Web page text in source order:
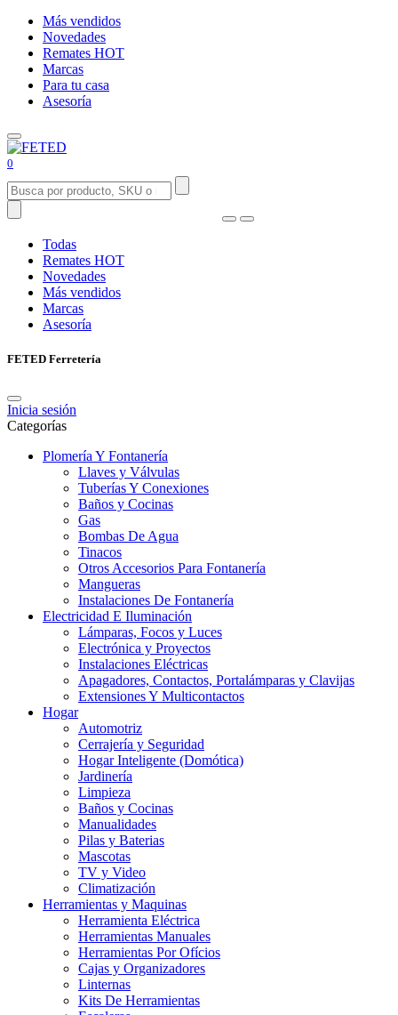
Más vendidos
Novedades
Remates HOT
Marcas
Para tu casa
Asesoría
0
Todas
Remates HOT
Novedades
Más vendidos
Marcas
Asesoría
FETED Ferretería
Inicia sesión
Categorías
Plomería Y Fontanería
Llaves y Válvulas
Tuberías Y Conexiones
Baños y Cocinas
Gas
Bombas De Agua
Tinacos
Otros Accesorios Para Fontanería
Mangueras
Instalaciones De Fontanería
Electricidad E Iluminación
Lámparas, Focos y Luces
Electrónica y Proyectos
Instalaciones Eléctricas
Apagadores, Contactos, Portalámparas y Clavijas
Extensiones Y Multicontactos
Hogar
Automotriz
Cerrajería y Seguridad
Hogar Inteligente (Domótica)
Jardinería
Limpieza
Baños y Cocinas
Manualidades
Pilas y Baterias
Mascotas
TV y Video
Climatización
Herramientas y Maquinas
Herramienta Eléctrica
Herramientas Manuales
Herramientas Por Ofícios
Cajas y Organizadores
Linternas
Kits De Herramientas